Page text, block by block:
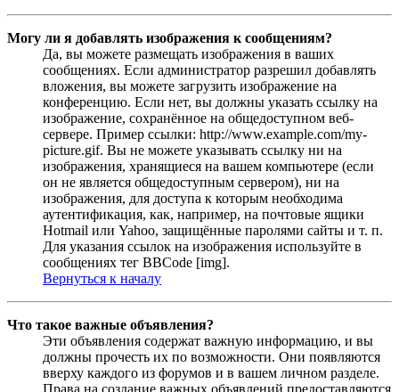
Могу ли я добавлять изображения к сообщениям?
Да, вы можете размещать изображения в ваших
сообщениях. Если администратор разрешил добавлять
вложения, вы можете загрузить изображение на
конференцию. Если нет, вы должны указать ссылку на
изображение, сохранённое на общедоступном веб-
сервере. Пример ссылки: http://www.example.com/my-
picture.gif. Вы не можете указывать ссылку ни на
изображения, хранящиеся на вашем компьютере (если
он не является общедоступным сервером), ни на
изображения, для доступа к которым необходима
аутентификация, как, например, на почтовые ящики
Hotmail или Yahoo, защищённые паролями сайты и т. п.
Для указания ссылок на изображения используйте в
сообщениях тег BBCode [img].
Вернуться к началу
Что такое важные объявления?
Эти объявления содержат важную информацию, и вы
должны прочесть их по возможности. Они появляются
вверху каждого из форумов и в вашем личном разделе.
Права на создание важных объявлений предоставляются